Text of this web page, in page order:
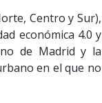
Centro y Sur),
económica 4.0 y
de Madrid y la
en el que no